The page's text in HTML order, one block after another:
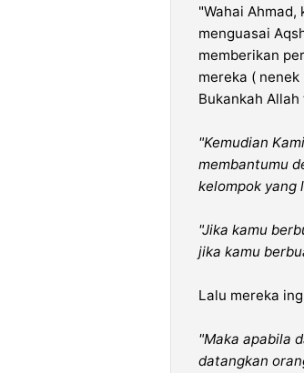
"Wahai
menguasai
memberikan
mereka (
Bukankah
"Kemudian
membantumu
kelompok yang
"Jika kamu
jika kamu
Lalu mereka
"Maka apabila
datangkan